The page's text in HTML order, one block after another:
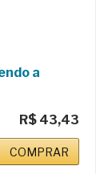
a
R$ 43,43
COMPRAR